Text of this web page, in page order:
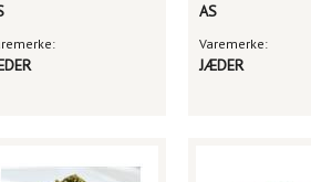
AS
Varemerke:
JÆDER